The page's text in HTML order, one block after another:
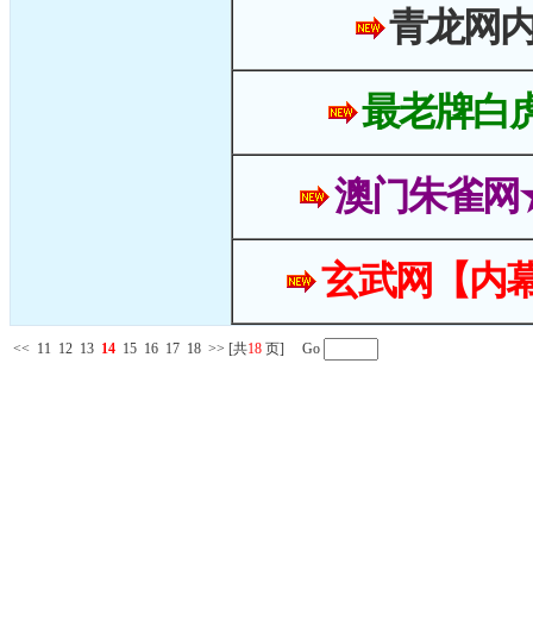
青龙网
最老牌白
澳门朱雀
玄武网【内
<< 11 12 13 14 15 16 17 18 >> [共18 页] Go